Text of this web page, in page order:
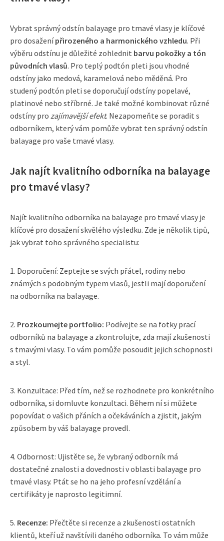
Vybrat správný odstín balayage pro tmavé vlasy je klíčové
pro dosaženípřirozeného a harmonického vzhledu. Při
výběru odstínu je důležité zohlednit barvu pokožky a tón
původních vlasů. Pro teplý podtón pleti jsou vhodné
odstíny jako medová, karamelová nebo měděná. Pro
studený podtón pleti se doporučují odstíny popelavé,
platinové nebo stříbrné. Je také možné kombinovat různé
odstíny pro zajímavější efekt. Nezapomeňte se poradit s
odborníkem, který vám pomůže vybrat ten správný odstín
balayage pro vaše tmavé vlasy.
Jak najít kvalitního odborníka na balayage
pro tmavé vlasy?
Najít kvalitního odborníka na balayage pro tmavé vlasy je
klíčové pro dosažení skvělého výsledku. Zde je několik tipů,
jak vybrat toho správného specialistu:
1. Doporučení: Zeptejte se svých přátel, rodiny nebo
známých s podobným typem vlasů, jestli mají doporučení
na odborníka na balayage.
2. Prozkoumejte portfolio: Podívejte se na fotky prací
odborníků na balayage a zkontrolujte, zda mají zkušenosti
s tmavými vlasy. To vám pomůže posoudit jejich schopnosti
a styl.
3. Konzultace: Před tím, než se rozhodnete pro konkrétního
odborníka, si domluvte konzultaci. Během ní si můžete
popovídat o vašich přáních a očekáváních a zjistit, jakým
způsobem by váš balayage provedl.
4. Odbornost: Ujistěte se, že vybraný odborník má
dostatečné znalosti a dovednosti v oblasti balayage pro
tmavé vlasy. Ptát se ho na jeho profesní vzdělání a
certifikáty je naprosto legitimní.
5. Recenze: Přečtěte si recenze a zkušenosti ostatních
klientů, kteří už navštívili daného odborníka. To vám může